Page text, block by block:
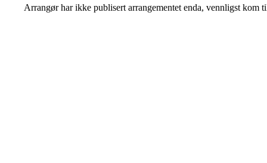
Arrangør har ikke publisert arrangementet enda, vennligst kom